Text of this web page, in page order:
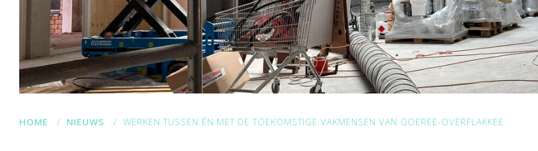
HOME / NIEUWS / WERKEN TUSSEN ÉN MET DE TOEKOMSTIGE VAKMENSEN VAN GOEREE-OVERFLAKKEE